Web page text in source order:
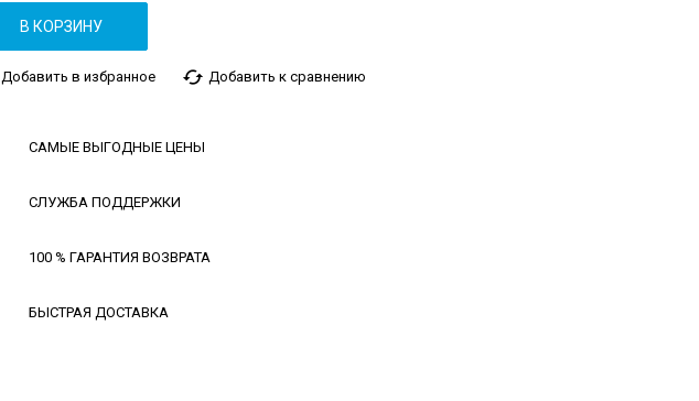
В КОРЗИНУ
Добавить в избранное cached Добавить к сравнению
САМЫЕ ВЫГОДНЫЕ ЦЕНЫ
СЛУЖБА ПОДДЕРЖКИ
100 % ГАРАНТИЯ ВОЗВРАТА
БЫСТРАЯ ДОСТАВКА